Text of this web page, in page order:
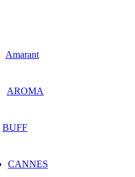
Amarant
AROMA
BUFF
CANNES